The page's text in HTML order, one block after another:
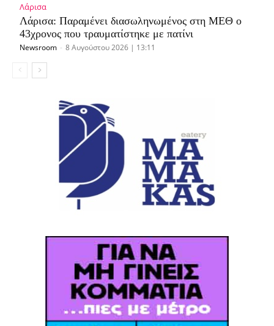
Λάρισα
Λάρισα: Παραμένει διασωληνωμένος στη ΜΕΘ o
43χρονος που τραυματίστηκε με πατίνι
Newsroom - 8 Αυγούστου 2026 | 13:11